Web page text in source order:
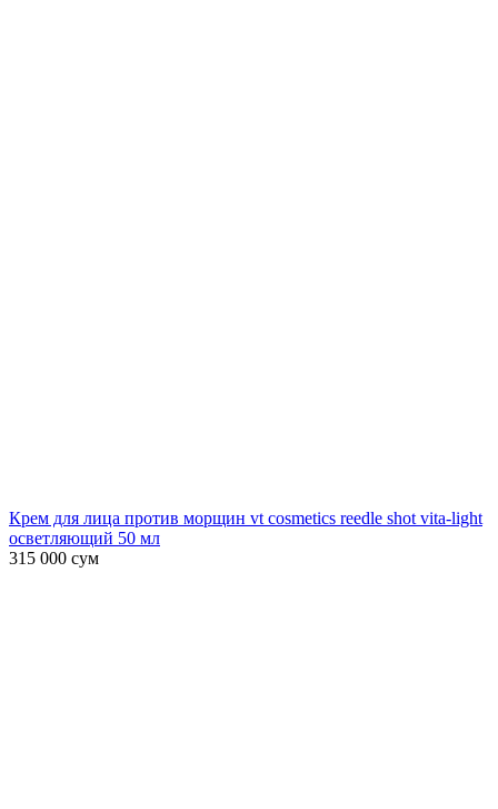
Крем для лица против морщин vt cosmetics reedle shot vita-light
осветляющий 50 мл
315 000 сум